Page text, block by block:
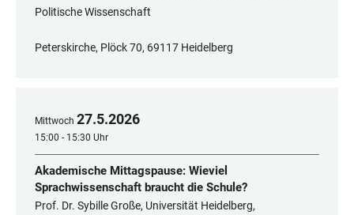
Politische Wissenschaft
Peterskirche, Plöck 70, 69117 Heidelberg
Mittwoch 27.5.2026
15:00 - 15:30 Uhr
Akademische Mittagspause: Wieviel
Sprachwissenschaft braucht die Schule?
Prof. Dr. Sybille Große, Universität Heidelberg,